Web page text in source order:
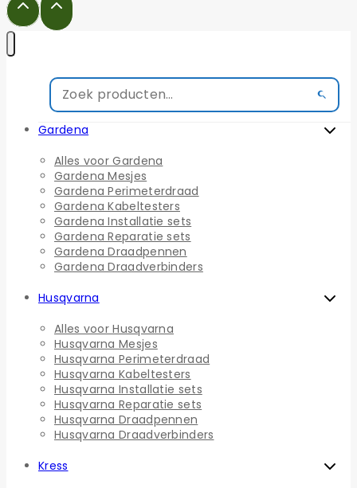
Gardena
Alles voor Gardena
Gardena Mesjes
Gardena Perimeterdraad
Gardena Kabeltesters
Gardena Installatie sets
Gardena Reparatie sets
Gardena Draadpennen
Gardena Draadverbinders
Husqvarna
Alles voor Husqvarna
Husqvarna Mesjes
Husqvarna Perimeterdraad
Husqvarna Kabeltesters
Husqvarna Installatie sets
Husqvarna Reparatie sets
Husqvarna Draadpennen
Husqvarna Draadverbinders
Kress